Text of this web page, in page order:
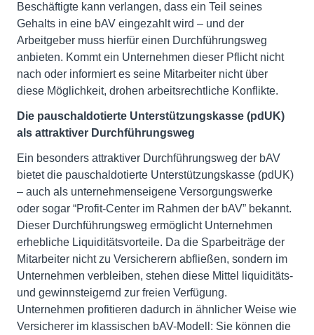
Beschäftigte kann verlangen, dass ein Teil seines
Gehalts in eine bAV eingezahlt wird – und der
Arbeitgeber muss hierfür einen Durchführungsweg
anbieten. Kommt ein Unternehmen dieser Pflicht nicht
nach oder informiert es seine Mitarbeiter nicht über
diese Möglichkeit, drohen arbeitsrechtliche Konflikte.
Die pauschaldotierte Unterstützungskasse (pdUK)
als attraktiver Durchführungsweg
Ein besonders attraktiver Durchführungsweg der bAV
bietet die pauschaldotierte Unterstützungskasse (pdUK)
– auch als unternehmenseigene Versorgungswerke
oder sogar “Profit-Center im Rahmen der bAV” bekannt.
Dieser Durchführungsweg ermöglicht Unternehmen
erhebliche Liquiditätsvorteile. Da die Sparbeiträge der
Mitarbeiter nicht zu Versicherern abfließen, sondern im
Unternehmen verbleiben, stehen diese Mittel liquiditäts-
und gewinnsteigernd zur freien Verfügung.
Unternehmen profitieren dadurch in ähnlicher Weise wie
Versicherer im klassischen bAV-Modell: Sie können die